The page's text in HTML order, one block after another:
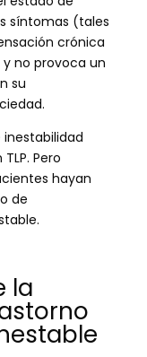
síntomas (tales
crónica
no provoca un
su
Pero
hayan
de
la